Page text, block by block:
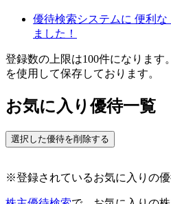
優待検索システムに 便利
ました！
登録数の上限は100件になります
を使用して保存しております。
お気に入り優待一覧
選択した優待を削除する
※登録されているお気に入りの優